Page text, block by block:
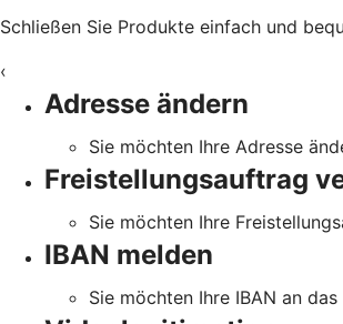
Schließen Sie Produkte einfach und
‹
Adresse ändern
Sie möchten Ihre Adresse
Freistellungsauftrag
Sie möchten Ihre
IBAN melden
Sie möchten Ihre IBAN an